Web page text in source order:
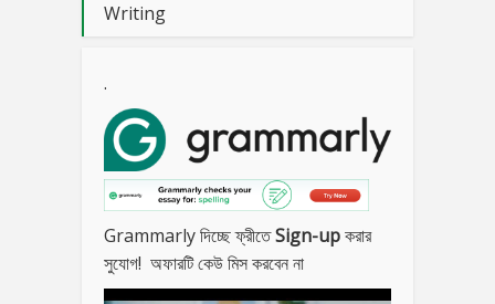
Writing
.
Grammarly দিচ্ছে ফ্রীতেSign-upকরার
সুযোগ! অফারটি কেউ মিস করবেন না